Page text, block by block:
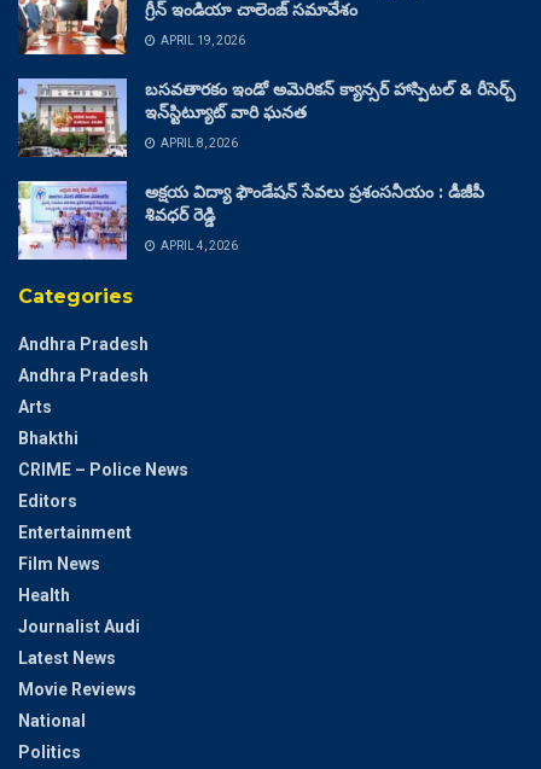
గ్రీన్ ఇండియా చాలెంజ్ సమావేశం
APRIL 19, 2026
బసవతారకం ఇండో అమెరికన్ క్యాన్సర్ హాస్పిటల్ & రీసెర్చ్
ఇన్‌స్టిట్యూట్ వారి ఘనత
APRIL 8, 2026
అక్షయ విద్యా ఫౌండేషన్ సేవలు ప్రశంసనీయం : డీజీపీ
శివధర్ రెడ్డి
APRIL 4, 2026
Categories
Andhra Pradesh
Andhra Pradesh
Arts
Bhakthi
CRIME – Police News
Editors
Entertainment
Film News
Health
Journalist Audi
Latest News
Movie Reviews
National
Politics